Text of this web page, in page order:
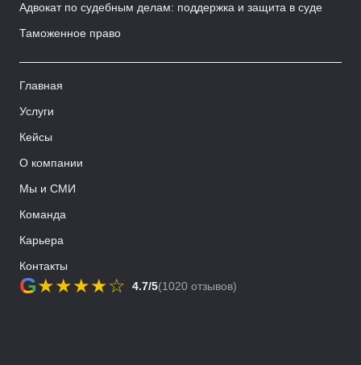
G★★★★☆ 4.7/5(1020 отзывов)
Адвокат по судебным делам: поддержка и защита в суде
Таможенное право
Главная
Услуги
Кейсы
О компании
Мы и СМИ
Команда
Карьера
Контакты